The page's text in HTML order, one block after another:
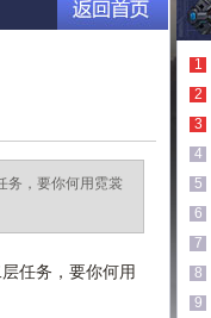
务，要你何用霓裳
任务，要你何用
1
2
3
4
5
6
7
8
9